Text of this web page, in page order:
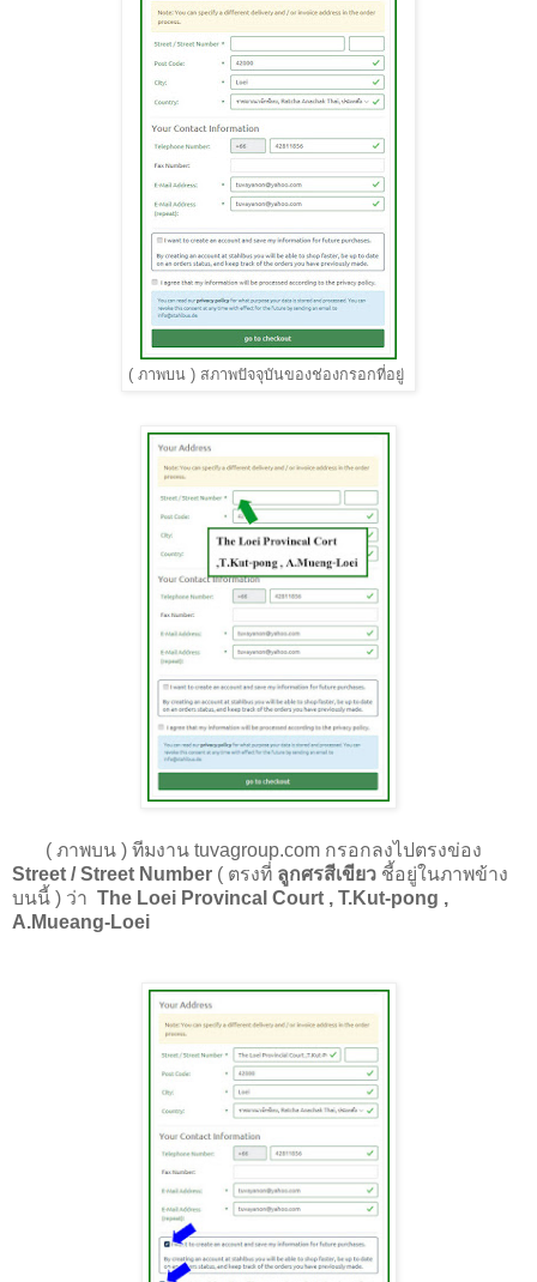
( ภาพบน ) สภาพปัจจุบันของช่องกรอกที่อยู่
( ภาพบน ) ทีมงาน tuvagroup.com กรอกลงไปตรงข่อง
Street / Street Number ( ตรงที่ ลูกศรสีเขียว ชี้อยู่ในภาพข้าง
บนนี้ ) ว่า The Loei Provincal Court , T.Kut-pong ,
A.Mueang-Loei